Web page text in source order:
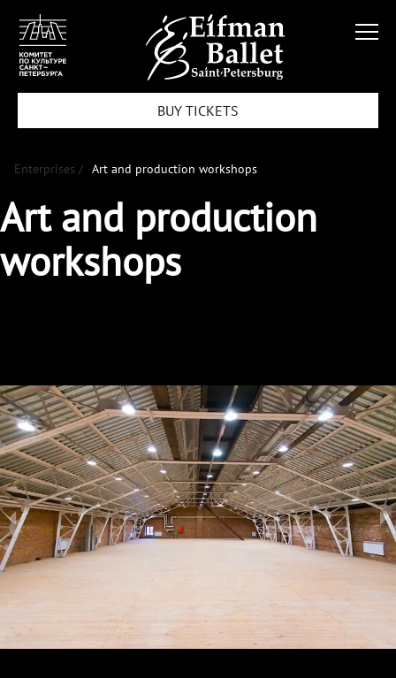
BUY TICKETS
Enterprises / Art and production workshops
Art and production
workshops